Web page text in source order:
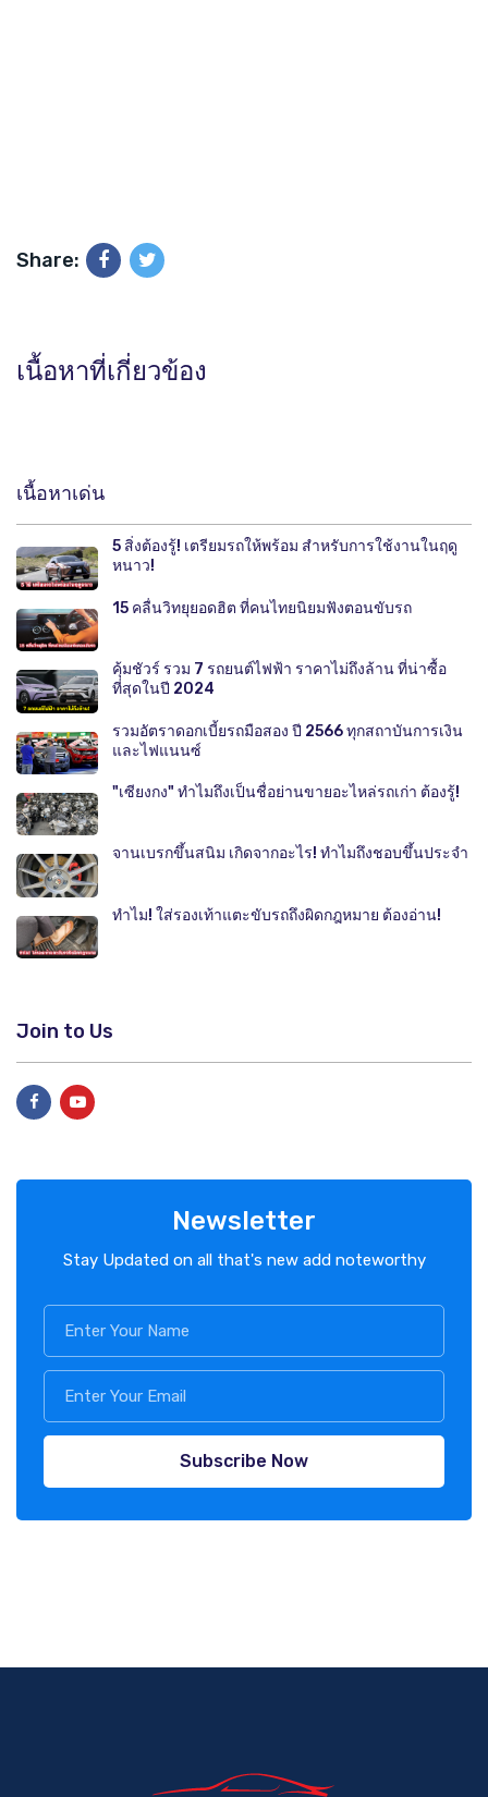
Share:
เนื้อหาที่เกี่ยวข้อง
เนื้อหาเด่น
5 สิ่งต้องรู้! เตรียมรถให้พร้อม สำหรับการใช้งานในฤดู
หนาว!
15 คลื่นวิทยุยอดฮิต ที่คนไทยนิยมฟังตอนขับรถ
คุ้มชัวร์ รวม 7 รถยนต์ไฟฟ้า ราคาไม่ถึงล้าน ที่น่าซื้อ
ที่สุดในปี 2024
รวมอัตราดอกเบี้ยรถมือสอง ปี 2566 ทุกสถาบันการเงิน
และไฟแนนซ์
"เซียงกง" ทำไมถึงเป็นชื่อย่านขายอะไหล่รถเก่า ต้องรู้!
จานเบรกขึ้นสนิม เกิดจากอะไร! ทำไมถึงชอบขึ้นประจำ
ทำไม! ใส่รองเท้าแตะขับรถถึงผิดกฎหมาย ต้องอ่าน!
Join to Us
Newsletter
Stay Updated on all that's new add noteworthy
Subscribe Now